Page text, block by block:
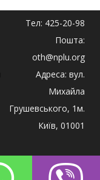
Тел: 425-20-98
Пошта:
oth@nplu.org
Адреса: вул.
Михайла
Грушевського, 1м.
Київ, 01001